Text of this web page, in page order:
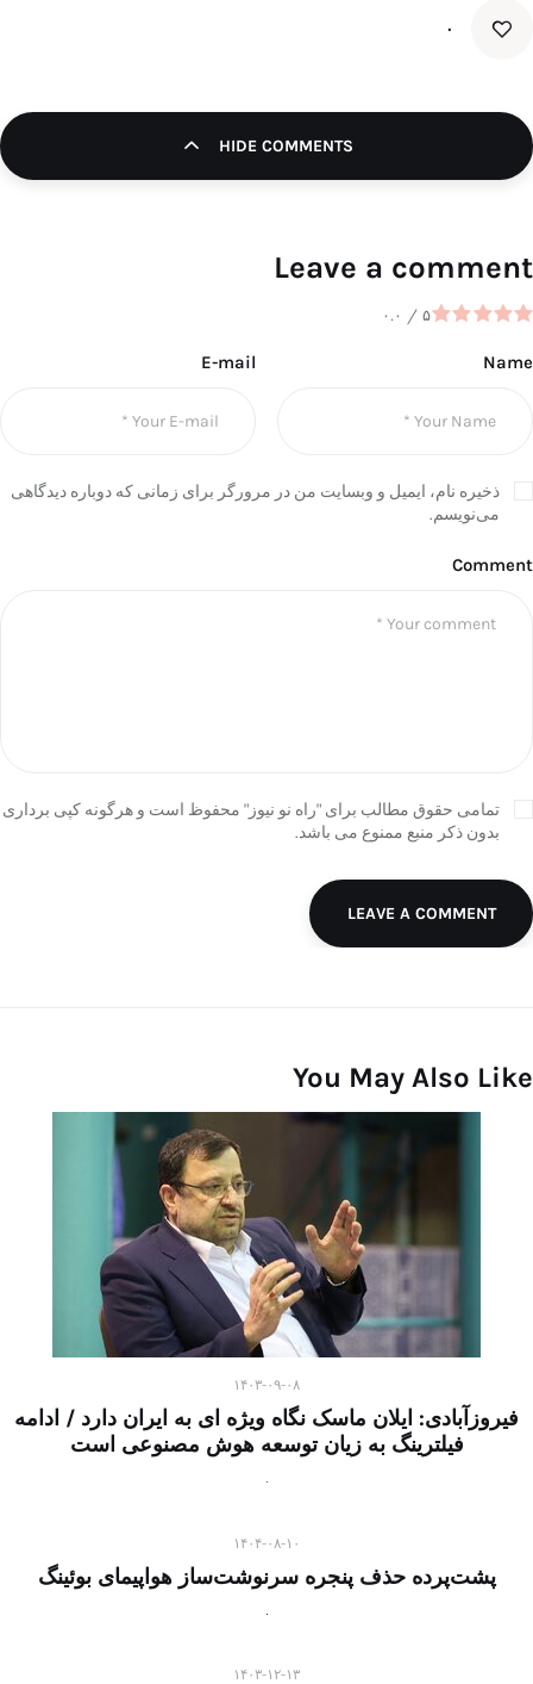
۰
HIDE COMMENTS
Leave a comment
۰.۰ / ۵
Name
E-mail
ذخیره نام، ایمیل و وبسایت من در مرورگر برای زمانی که دوباره دیدگاهی
می‌نویسم.
Comment
تمامی حقوق مطالب برای "راه نو نیوز" محفوظ است و هرگونه کپی برداری
بدون ذکر منبع ممنوع می باشد.
LEAVE A COMMENT
You May Also Like
۱۴۰۳-۰۹-۰۸
فیروزآبادی: ایلان ماسک نگاه ویژه ای به ایران دارد / ادامه
فیلترینگ به زیان توسعه هوش مصنوعی است
۱۴۰۴-۰۸-۱۰
پشت‌پرده حذف پنجره سرنوشت‌ساز هواپیمای بوئینگ
۱۴۰۳-۱۲-۱۳